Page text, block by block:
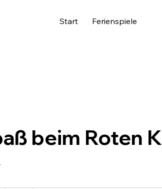
Start Ferienspiele
beim Roten